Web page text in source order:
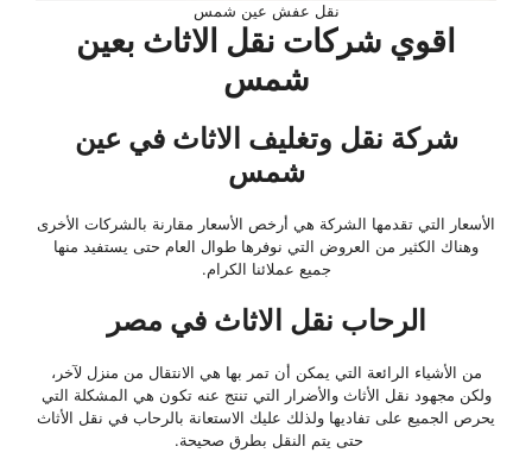
نقل عفش عين شمس
اقوي شركات نقل الاثاث بعين
شمس
شركة نقل وتغليف الاثاث في عين
شمس
الأسعار التي تقدمها الشركة هي أرخص الأسعار مقارنة بالشركات الأخرى
وهناك الكثير من العروض التي نوفرها طوال العام حتى يستفيد منها
جميع عملائنا الكرام.
الرحاب نقل الاثاث في مصر
من الأشياء الرائعة التي يمكن أن تمر بها هي الانتقال من منزل لآخر،
ولكن مجهود نقل الأثاث والأضرار التي تنتج عنه تكون هي المشكلة التي
يحرص الجميع على تفاديها ولذلك عليك الاستعانة بالرحاب في نقل الأثاث
حتى يتم النقل بطرق صحيحة.